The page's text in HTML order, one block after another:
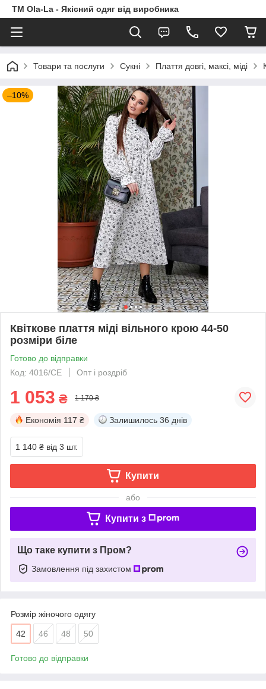
TM Ola-La - Якісний одяг від виробника
Товари та послуги Сукні Плаття довгі, максі, міді
–10%
Квіткове плаття міді вільного крою 44-50
розміри біле
Готово до відправки
Код: 4016/СЕ
Опт і роздріб
1 053 ₴ 1 170 ₴
Економія 117 ₴ Залишилось 36 днів
1 140 ₴ від 3 шт.
Купити
або
Купити з
Що таке купити з Пром?
Замовлення під захистом
Розмір жіночого одягу
42 46 48 50
Готово до відправки